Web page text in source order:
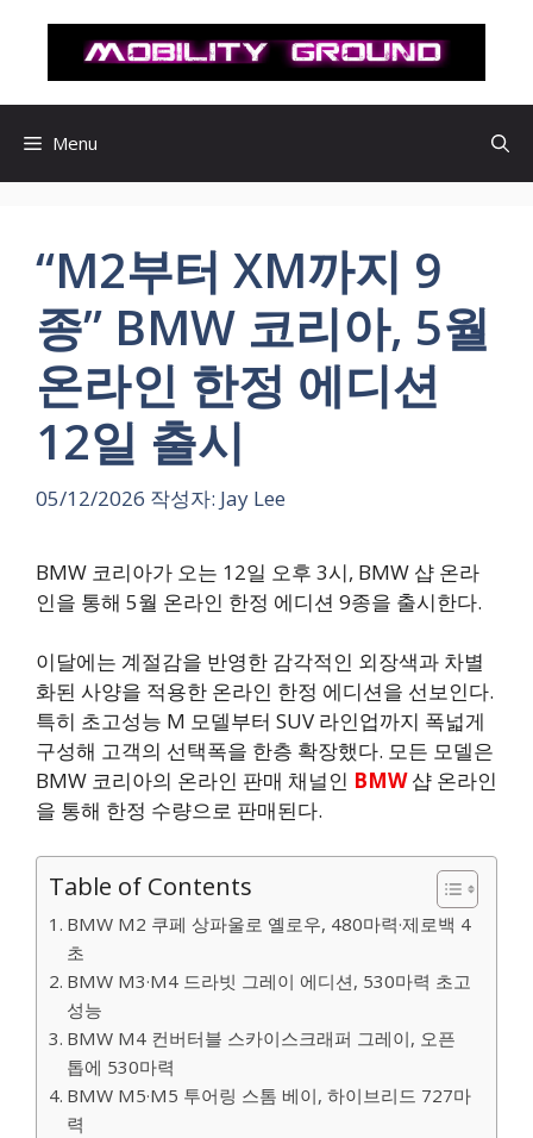
로
Menu
“M2부터 XM까지 9
종” BMW 코리아, 5월
온라인 한정 에디션
12일 출시
05/12/2026 작성자: Jay Lee
BMW 코리아가 오는 12일 오후 3시, BMW 샵 온라
인을 통해 5월 온라인 한정 에디션 9종을 출시한다.
이달에는 계절감을 반영한 감각적인 외장색과 차별
화된 사양을 적용한 온라인 한정 에디션을 선보인다.
특히 초고성능 M 모델부터 SUV 라인업까지 폭넓게
구성해 고객의 선택폭을 한층 확장했다. 모든 모델은
BMW 코리아의 온라인 판매 채널인 BMW샵 온라인
을 통해 한정 수량으로 판매된다.
Table of Contents
BMW M2 쿠페 상파울로 옐로우, 480마력·제로백 4
초
BMW M3·M4 드라빗 그레이 에디션, 530마력 초고
성능
BMW M4 컨버터블 스카이스크래퍼 그레이, 오픈
톱에 530마력
BMW M5·M5 투어링 스톰 베이, 하이브리드 727마
력